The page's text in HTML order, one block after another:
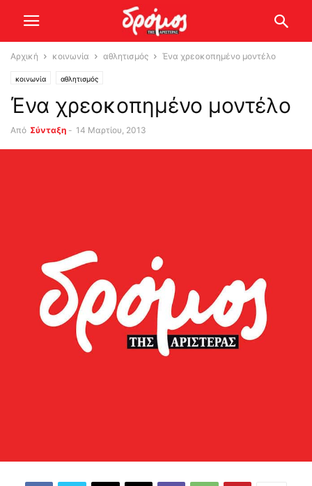
Αρχική κοινωνία αθλητισμός Ένα χρεοκοπημένο μοντέλο
κοινωνία αθλητισμός
Ένα χρεοκοπημένο μοντέλο
Από Σύνταξη - 14 Μαρτίου, 2013